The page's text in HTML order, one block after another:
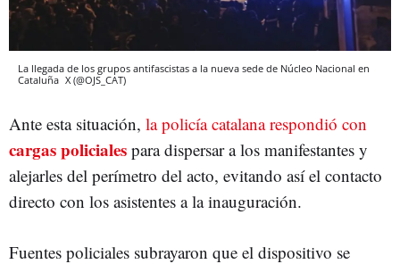
La llegada de los grupos antifascistas a la nueva sede de Núcleo Nacional en
Cataluña X (@OJS_CAT)
Ante esta situación, la policía catalana respondió con
cargas policiales para dispersar a los manifestantes y
alejarles del perímetro del acto, evitando así el contacto
directo con los asistentes a la inauguración.
Fuentes policiales subrayaron que el dispositivo se